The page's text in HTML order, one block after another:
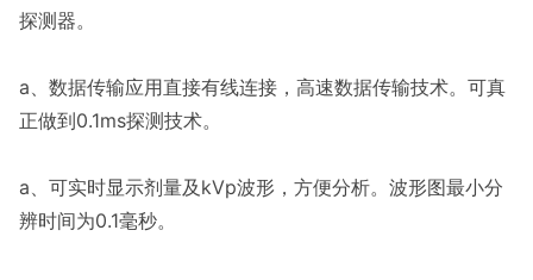
探测器。
a、数据传输应用直接有线连接，高速数据传输技术。可真
正做到0.1ms探测技术。
a、可实时显示剂量及kVp波形，方便分析。波形图最小分
辨时间为0.1毫秒。